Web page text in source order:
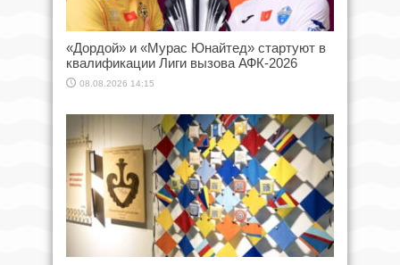
«Дордой» и «Мурас Юнайтед» стартуют в
квалификации Лиги вызова АФК-2026
08.08.2026 14:15